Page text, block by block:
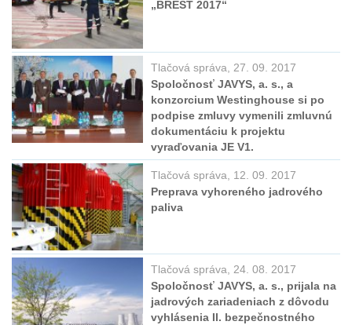
„BREST 2017“
Tlačová správa, 27. 09. 2017
Spoločnosť JAVYS, a. s., a
konzorcium Westinghouse si po
podpise zmluvy vymenili zmluvnú
dokumentáciu k projektu
vyraďovania JE V1.
Tlačová správa, 12. 09. 2017
Preprava vyhoreného jadrového
paliva
Tlačová správa, 24. 08. 2017
Spoločnosť JAVYS, a. s., prijala na
jadrových zariadeniach z dôvodu
vyhlásenia II. bezpečnostného